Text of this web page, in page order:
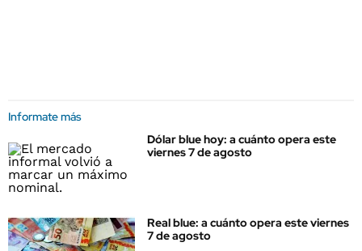
Informate más
Dólar blue hoy: a cuánto opera este
viernes 7 de agosto
Real blue: a cuánto opera este viernes
7 de agosto